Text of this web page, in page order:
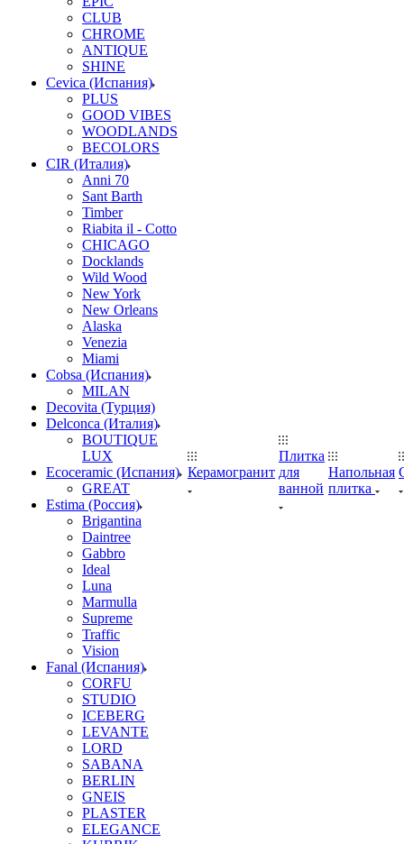
CLUB
CHROME
ANTIQUE
SHINE
Cevica (Испания)
PLUS
GOOD VIBES
WOODLANDS
BECOLORS
CIR (Италия)
Anni 70
Sant Barth
Timber
Riabita il - Cotto
CHICAGO
Docklands
Wild Wood
New York
New Orleans
Alaska
Venezia
Miami
Cobsa (Испания)
MILAN
Decovita (Турция)
Delconca (Италия)
BOUTIQUE
LUX
Ecoceramic (Испания)
GREAT
Estima (Россия)
Brigantina
Daintree
Gabbro
Ideal
Luna
Marmulla
Supreme
Traffic
Vision
Fanal (Испания)
CORFU
STUDIO
ICEBERG
LEVANTE
LORD
SABANA
BERLIN
GNEIS
PLASTER
ELEGANCE
Керамогранит
Плитка
для
ванной
Напольная
плитка